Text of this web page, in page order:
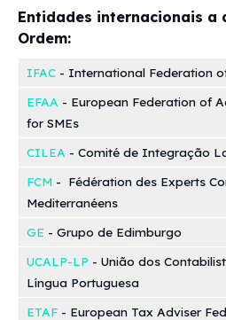
Entidades internacionais a
Ordem:
IFAC - International Federation
EFAA - European Federation of
for SMEs
CILEA - Comité de Integração
FCM - Fédération des Experts
Mediterranéens
GE - Grupo de Edimburgo
UCALP-LP - União dos
Língua Portuguesa
ETAF - European Tax Adviser